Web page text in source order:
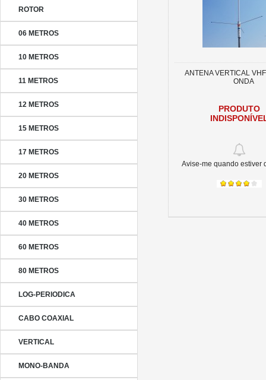
ROTOR
06 METROS
10 METROS
11 METROS
12 METROS
15 METROS
17 METROS
20 METROS
30 METROS
40 METROS
60 METROS
80 METROS
LOG-PERIODICA
CABO COAXIAL
VERTICAL
MONO-BANDA
ANTENA VERTICAL
ONDA
PRODUTO
Avise-me quando estiver